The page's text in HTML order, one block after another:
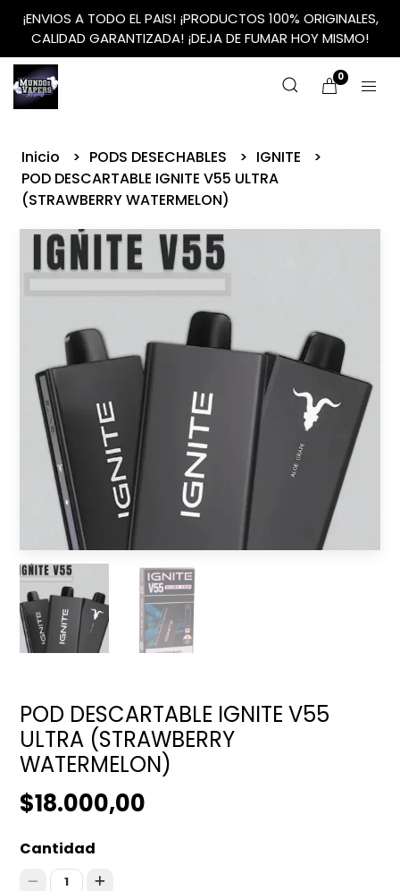
¡ENVIOS A TODO EL PAIS! ¡PRODUCTOS 100% ORIGINALES,
CALIDAD GARANTIZADA! ¡DEJA DE FUMAR HOY MISMO!
0
Inicio PODS DESECHABLES
IGNITE
POD DESCARTABLE IGNITE V55 ULTRA
(STRAWBERRY WATERMELON)
POD DESCARTABLE IGNITE V55
ULTRA (STRAWBERRY
WATERMELON)
$18.000,00
Cantidad
1